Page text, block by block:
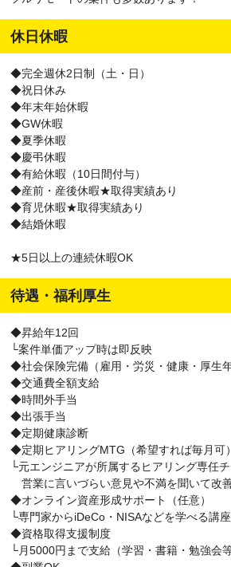
休日休暇
◆完全週休2日制（土・日）
◆祝日休み
◆年末年始休暇
◆GW休暇
◆夏季休暇
◆慶弔休暇
◆有給休暇（10日間付与）
◆産前・産後休暇★取得実績あり
◆育児休暇★取得実績あり
◆結婚休暇
★5日以上の連続休暇OK
待遇・福利厚生
◆昇給年12回
└案件単価アップ時は即反映
◆社会保険完備（雇用・労災・健康・厚生年
◆交通費全額支給
◆時間外手当
◆出張手当
◆定期健康診断
◆定期ヒアリングMTG（希望すれば毎月可）
└元エンジニアが所属するヒアリング専任
営業に言いづらい意見や不満を聞いて改
◆オンライン資産形成サポート（任意）
└専門家からiDeCo・NISAなどを学べる講
◆資格取得支援制度
└月5000円まで支給（学習・書籍・勉強会等